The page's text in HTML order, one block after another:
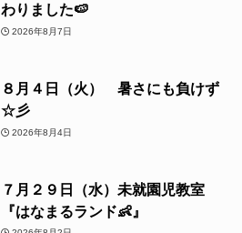
わりました🍉
2026年8月7日
８月４日（火） 暑さにも負けず
☆彡
2026年8月4日
７月２９日（水）未就園児教室
『はなまるランド👶』